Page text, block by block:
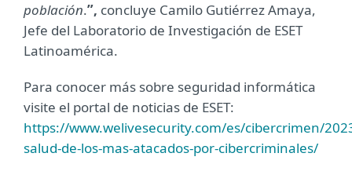
población.”, concluye Camilo Gutiérrez Amaya,
Jefe del Laboratorio de Investigación de ESET
Latinoamérica.
Para conocer más sobre seguridad informática
visite el portal de noticias de ESET:
https://www.welivesecurity.com/es/cibercrimen/
salud-de-los-mas-atacados-por-cibercriminales/